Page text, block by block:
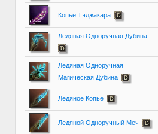
Копье Тэджакара
Ледяная Одноручная Дубина
Ледяная Одноручная
Магическая Дубина
Ледяное Копье
Ледяной Одноручный Меч